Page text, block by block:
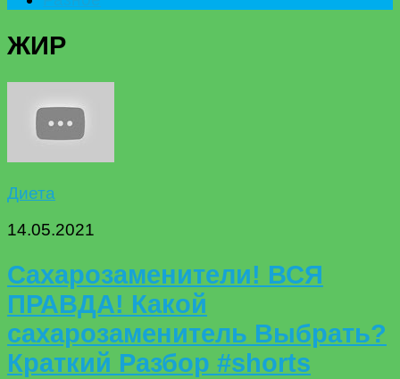
ЖИР
Диета
14.05.2021
Сахарозаменители! ВСЯ
ПРАВДА! Какой
сахарозаменитель Выбрать?
Краткий Разбор #shorts